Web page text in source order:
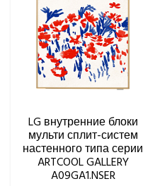
LG внутренние блоки
мульти сплит-систем
настенного типа серии
ARTCOOL GALLERY
A09GA1.NSER